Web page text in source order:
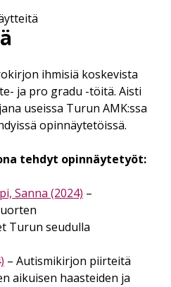
ihmisiä koskevista
ja pro gradu -töitä. Aisti
useissa Turun AMK:ssa
opinnäytetöissä.
tehdyt opinnäytetyöt:
Sanna (2024) –
Turun seudulla
– Autismikirjon piirteitä
aikuisen haasteiden ja